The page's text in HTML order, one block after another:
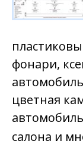
фонари,
цветная
салона и